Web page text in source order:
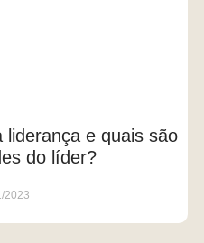
liderança e quais são
do líder?
2023